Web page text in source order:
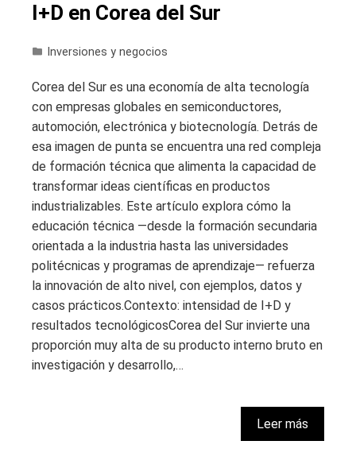
I+D en Corea del Sur
Inversiones y negocios
Corea del Sur es una economía de alta tecnología
con empresas globales en semiconductores,
automoción, electrónica y biotecnología. Detrás de
esa imagen de punta se encuentra una red compleja
de formación técnica que alimenta la capacidad de
transformar ideas científicas en productos
industrializables. Este artículo explora cómo la
educación técnica —desde la formación secundaria
orientada a la industria hasta las universidades
politécnicas y programas de aprendizaje— refuerza
la innovación de alto nivel, con ejemplos, datos y
casos prácticos.Contexto: intensidad de I+D y
resultados tecnológicosCorea del Sur invierte una
proporción muy alta de su producto interno bruto en
investigación y desarrollo,…
Leer más